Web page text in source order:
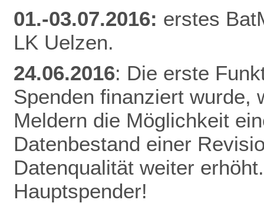
01.-03.07.2016: erstes
LK Uelzen.
24.06.2016: Die erste
Spenden finanziert wurde,
Meldern die Möglichkeit
Datenbestand einer
Datenqualität weiter
Hauptspender!